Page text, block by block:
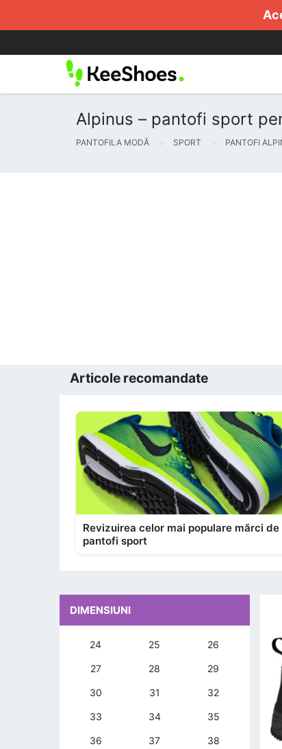
Alpinus – pantofi sport
PANTOFILA MODĂ SPORT PANTOFI
Articole recomandate
Revizuirea celor mai populare mărci de
pantofi sport
DIMENSIUNI
24 25 26
27 28 29
30 31 32
33 34 35
36 37 38